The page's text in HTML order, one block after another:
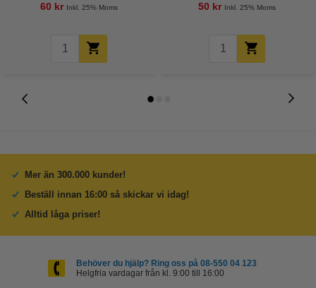
60 kr Inkl. 25% Moms 50 kr Inkl. 25% Moms
Mer än 300.000 kunder!
Beställ innan 16:00 så skickar vi idag!
Alltid låga priser!
Behöver du hjälp? Ring oss på 08-550 04 123
Helgfria vardagar från kl. 9:00 till 16:00